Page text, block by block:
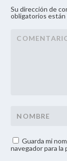
Su dirección de
obligatorios están
Guarda mi
navegador para la